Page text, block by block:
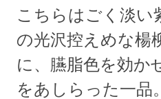
こちらはごく淡い
の光沢控えめな楊
に、臙脂色を効か
をあしらった一品。